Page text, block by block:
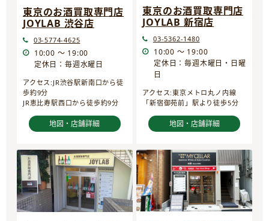
東京のお酒買取専門店
JOYLAB 渋谷店
03-5774-4625
10:00 ～ 19:00
定休日：毎週水曜日
アクセス:JR渋谷駅新南口から徒
歩約9分
JR恵比寿駅西口から徒歩約9分
地図・店舗詳細
東京のお酒買取専門店
JOYLAB 新宿店
03-5362-1480
10:00 ～ 19:00
定休日：毎週木曜日・日曜
日
アクセス:東京メトロ丸ノ内線
「新宿御苑前」駅より徒歩5分
地図・店舗詳細